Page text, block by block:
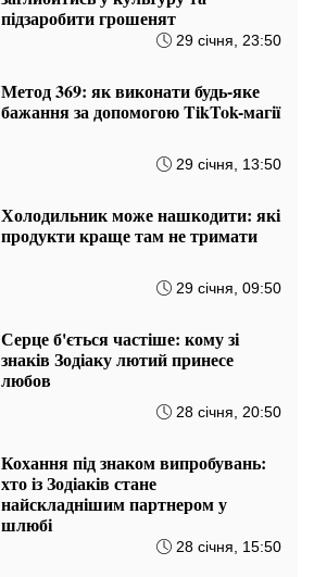
підзаробити грошенят
29 січня, 23:50
Метод 369: як виконати будь-яке
бажання за допомогою TikTok-магії
29 січня, 13:50
Холодильник може нашкодити: які
продукти краще там не тримати
29 січня, 09:50
Серце б'ється частіше: кому зі
знаків Зодіаку лютий принесе
любов
28 січня, 20:50
Кохання під знаком випробувань:
хто із Зодіаків стане
найскладнішим партнером у
шлюбі
28 січня, 15:50